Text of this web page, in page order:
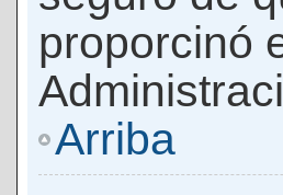
proporcinó
Arriba